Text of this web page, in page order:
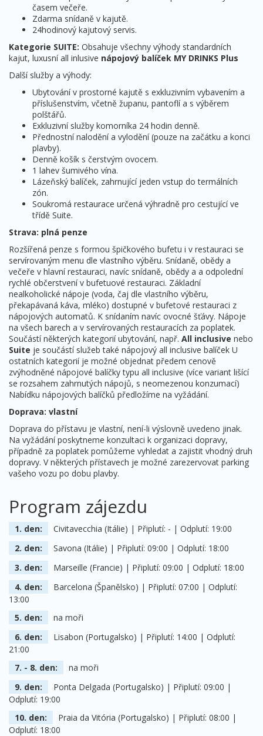
časem večeře.
Zdarma snídaně v kajutě.
24hodinový kajutový servis.
Kategorie SUITE: Obsahuje všechny výhody standardních
kajut, luxusní all inlusive nápojový balíček MY DRINKS Plus
Další služby a výhody:
Ubytování v prostorné kajutě s exkluzivním vybavením a
příslušenstvím, včetně županu, pantoflí a s výběrem
polštářů.
Exkluzivní služby komorníka 24 hodin denně.
Přednostní nalodění a vylodění (pouze na začátku a konci
plavby).
Denně košík s čerstvým ovocem.
1 lahev šumivého vína.
Lázeňský balíček, zahrnující jeden vstup do termálních
zón.
Soukromá restaurace určená výhradně pro cestující ve
třídě Suite.
Strava: plná penze
Rozšířená penze s formou špičkového bufetu i v restauraci se
servírovaným menu dle vlastního výběru. Snídaně, obědy a
večeře v hlavní restauraci, navíc snídaně, obědy a a odpolední
rychlé občerstvení v bufetuové restauraci. Základní
nealkoholické nápoje (voda, čaj dle vlastního výběru,
překapávaná káva, mléko) dostupné v bufetové restauraci z
nápojových automatů. K snídaním navíc ovocné šťávy. Nápoje
na všech barech a v servírovaných restauracích za poplatek.
Součástí některých kategorií ubytování, např. All inclusive nebo
Suite je součástí služeb také nápojový all inclusive balíček U
ostatních kategorií je možné objednat předem cenově
zvýhodněné nápojové balíčky typu all inclusive (více variant lišící
se rozsahem zahrnutých nápojů, s neomezenou konzumací)
Nabídku nápojových balíčků předložíme na vyžádání.
Doprava: vlastní
Doprava do přístavu je vlastní, není-li výslovně uvedeno jinak.
Na vyžádání poskytneme konzultaci k organizaci dopravy,
případně za poplatek pomůžeme vyhledat a zajistit vhodný druh
dopravy. V některých přístavech je možné zarezervovat parking
vašeho vozu po dobu plavby.
Program zájezdu
1. den:
Civitavecchia (Itálie) | Připlutí: - | Odplutí: 19:00
2. den:
Savona (Itálie) | Připlutí: 09:00 | Odplutí: 18:00
3. den:
Marseille (Francie) | Připlutí: 09:00 | Odplutí: 18:00
4. den:
Barcelona (Španělsko) | Připlutí: 07:00 | Odplutí:
13:00
5. den:
na moři
6. den:
Lisabon (Portugalsko) | Připlutí: 14:00 | Odplutí:
21:00
7. - 8. den:
na moři
9. den:
Ponta Delgada (Portugalsko) | Připlutí: 09:00 |
Odplutí: 19:00
10. den:
Praia da Vitória (Portugalsko) | Připlutí: 08:00 |
Odplutí: 18:00